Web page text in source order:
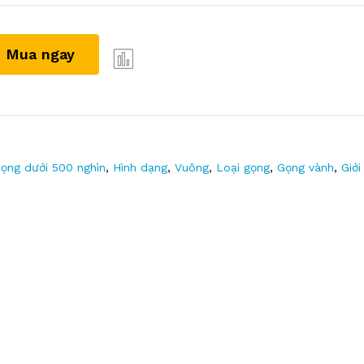
Mua ngay
dưới 500 nghìn, Hình dạng, Vuông, Loại gọng, Gọng vành,